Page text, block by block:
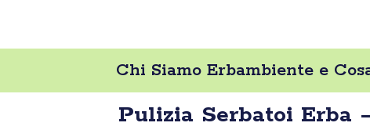
Chi Siamo Erbambiente e
Pulizia Serbatoi Erba